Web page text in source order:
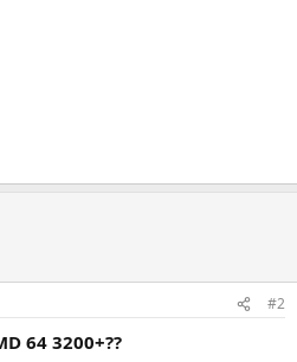
#2
64 3200+??